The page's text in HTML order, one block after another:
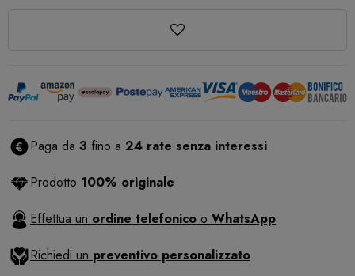
Paga da 3 fino a 24 rate senza interessi
Prodotto 100% originale
Effettua un ordine telefonico o WhatsApp
Richiedi un preventivo personalizzato